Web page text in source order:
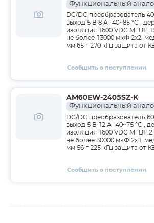
Функциональный
DC/DC преобразователь
выход 5 В 8 А -40~85 °С ,
изоляция 1600 VDC
не более 13000 мкФ 2x2,
мм 65 г 270 кГц защита от
Сообщить о поступлении
AM60EW-2405SZ-K
Функциональный
DC/DC преобразователь
выход 5 В 12 А -40~75 °С ,
изоляция 1600 VDC
не более 30000 мкФ 2x1,
мм 56 г 225 кГц защита от
Сообщить о поступлении